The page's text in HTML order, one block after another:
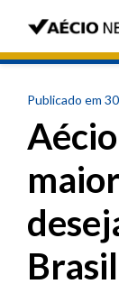
Publicado em
Brasil